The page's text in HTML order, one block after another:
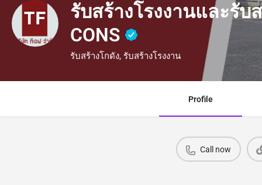
รับสร้างโรงงานและรับ
CONS
รับสร้างโกดัง, รับสร้างโรงงาน
Profile
Call now